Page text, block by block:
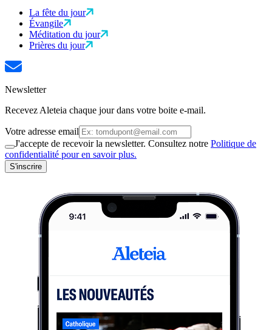
La fête du jour
Évangile
Méditation du jour
Prières du jour
Newsletter
Recevez Aleteia chaque jour dans votre boite e-mail.
Votre adresse email
J'accepte de recevoir la newsletter. Consultez notre Politique de
confidentialité pour en savoir plus.
S'inscrire